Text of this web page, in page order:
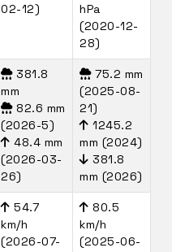
02-12)
hPa
(2020-12-
28)
381.8
mm
82.6 mm
(2026-5)
48.4 mm
(2026-03-
26)
75.2 mm
(2025-08-
21)
1245.2
mm (2024)
381.8
mm (2026)
54.7
km/h
(2026-07-
80.5
km/h
(2025-06-